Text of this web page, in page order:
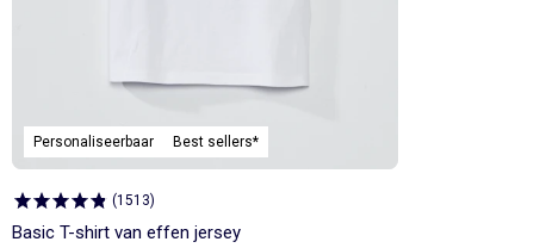
Personaliseerbaar Best sellers*
(1513)
Basic T-shirt van effen jersey